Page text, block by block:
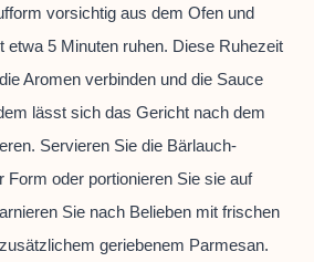
vorsichtig aus dem Ofen und
etwa 5 Minuten ruhen. Diese Ruhezeit
Aromen verbinden und die Sauce
lässt sich das Gericht nach dem
Servieren Sie die Bärlauch-
Form oder portionieren Sie sie auf
Sie nach Belieben mit frischen
geriebenem Parmesan.